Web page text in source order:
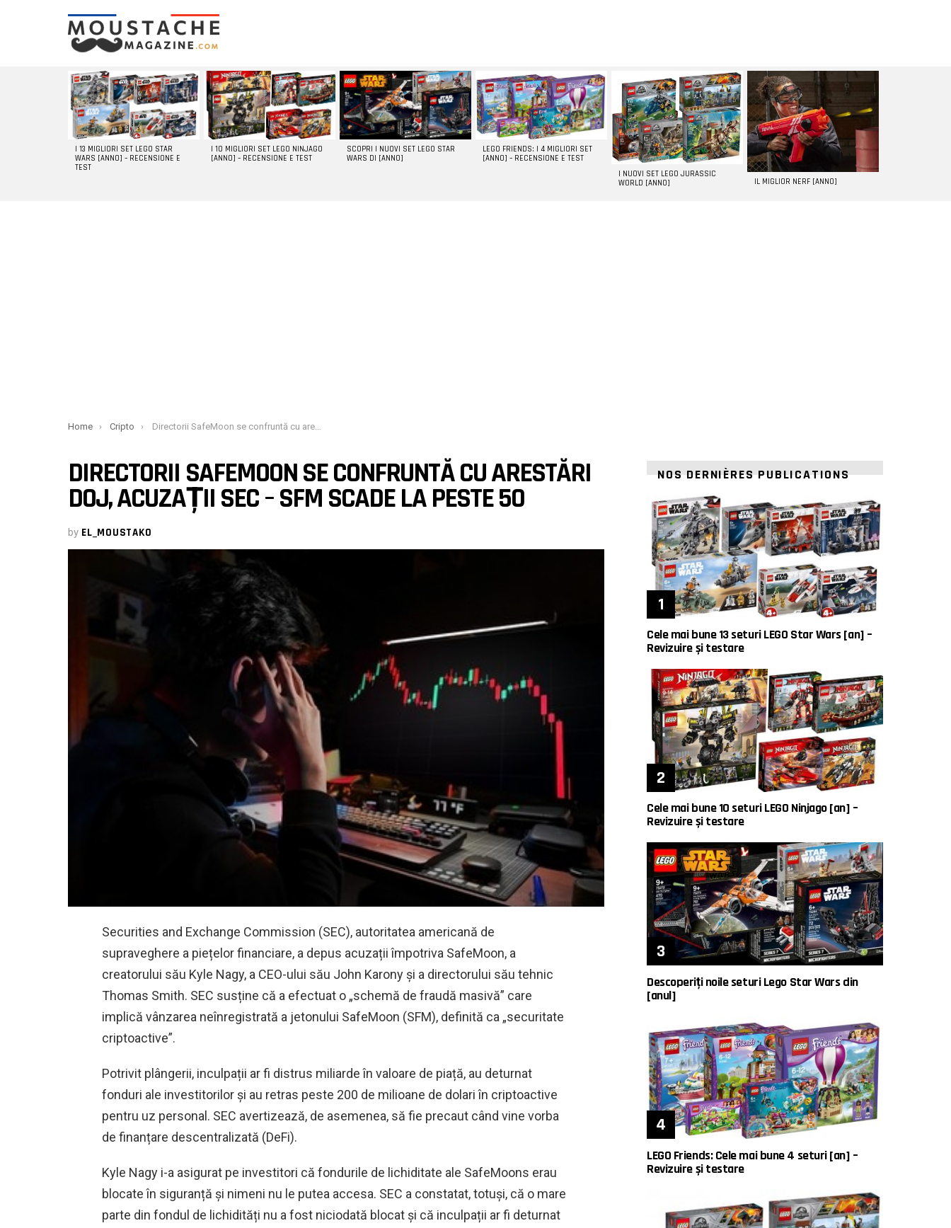
LATEST
STORIES
I 13 MIGLIORI SET LEGO STAR
WARS [ANNO] – RECENSIONE E
TEST
I 10 MIGLIORI SET LEGO NINJAGO
[ANNO] – RECENSIONE E TEST
SCOPRI I NUOVI SET LEGO STAR
WARS DI [ANNO]
LEGO FRIENDS: I 4 MIGLIORI SET
[ANNO] – RECENSIONE E TEST
I NUOVI SET LEGO JURASSIC
WORLD [ANNO]
IL MIGLIOR NERF [ANNO]
You are here:
Home Cripto Directorii SafeMoon se confruntă cu arestări DOJ, acuzații SEC – SFM scade la peste 50
DIRECTORII SAFEMOON SE CONFRUNTĂ CU ARESTĂRI
DOJ, ACUZAȚII SEC – SFM SCADE LA PESTE 50
by EL_MOUSTAKO
Securities and Exchange Commission (SEC), autoritatea americană de
supraveghere a piețelor financiare, a depus acuzații împotriva SafeMoon, a
creatorului său Kyle Nagy, a CEO-ului său John Karony și a directorului său tehnic
Thomas Smith. SEC susține că a efectuat o „schemă de fraudă masivă” care
implică vânzarea neînregistrată a jetonului SafeMoon (SFM), definită ca „securitate
criptoactive”.
Potrivit plângerii, inculpații ar fi distrus miliarde în valoare de piață, au deturnat
fonduri ale investitorilor și au retras peste 200 de milioane de dolari în criptoactive
pentru uz personal. SEC avertizează, de asemenea, să fie precaut când vine vorba
de finanțare descentralizată (DeFi).
Kyle Nagy i-a asigurat pe investitori că fondurile de lichiditate ale SafeMoons erau
blocate în siguranță și nimeni nu le putea accesa. SEC a constatat, totuși, că o mare
parte din fondul de lichidități nu a fost niciodată blocat și că inculpații ar fi deturnat
NOS DERNIÈRES PUBLICATIONS
Cele mai bune 13 seturi LEGO Star Wars [an] –
Revizuire și testare
Cele mai bune 10 seturi LEGO Ninjago [an] –
Revizuire și testare
Descoperiți noile seturi Lego Star Wars din
[anul]
LEGO Friends: Cele mai bune 4 seturi [an] –
Revizuire și testare